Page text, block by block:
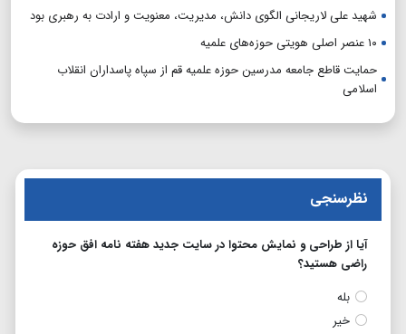
شهید علی لاریجانی الگوی دانش، مدیریت، معنویت و ارادت به رهبری بود
۱۰ عنصر اصلی هویتی حوزه‌های علمیه
حمایت قاطع جامعه مدرسین حوزه علمیه قم از سپاه پاسداران انقلاب
اسلامی
نظرسنجی
آیا از طراحی و نمایش محتوا در سایت جدید هفته نامه افق حوزه
راضی هستید؟
بله
خیر